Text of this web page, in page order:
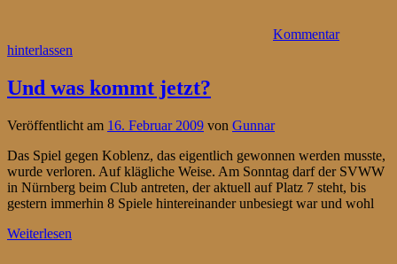
Kommentar
hinterlassen
Und was kommt jetzt?
Veröffentlicht am 16. Februar 2009 von Gunnar
Das Spiel gegen Koblenz, das eigentlich gewonnen werden musste,
wurde verloren. Auf klägliche Weise. Am Sonntag darf der SVWW
in Nürnberg beim Club antreten, der aktuell auf Platz 7 steht, bis
gestern immerhin 8 Spiele hintereinander unbesiegt war und wohl
Weiterlesen